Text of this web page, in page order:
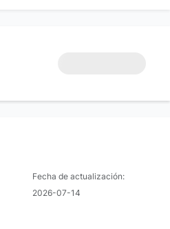
Fecha de actualización:
2026-07-14